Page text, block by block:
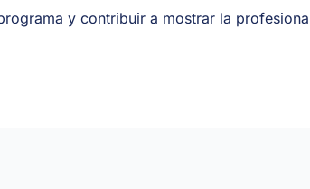
y contribuir a mostrar la